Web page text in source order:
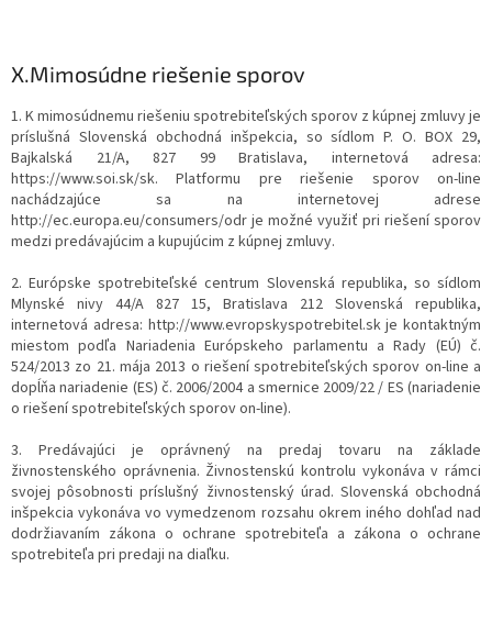
X.Mimosúdne riešenie sporov
1. K mimosúdnemu riešeniu spotrebiteľských sporov z kúpnej zmluvy je
príslušná Slovenská obchodná inšpekcia, so sídlom P. O. BOX 29,
Bajkalská 21/A, 827 99 Bratislava, internetová adresa:
https://www.soi.sk/sk. Platformu pre riešenie sporov on-line
nachádzajúce sa na internetovej adrese
http://ec.europa.eu/consumers/odr je možné využiť pri riešení sporov
medzi predávajúcim a kupujúcim z kúpnej zmluvy.
2. Európske spotrebiteľské centrum Slovenská republika, so sídlom
Mlynské nivy 44/A 827 15, Bratislava 212 Slovenská republika,
internetová adresa: http://www.evropskyspotrebitel.sk je kontaktným
miestom podľa Nariadenia Európskeho parlamentu a Rady (EÚ) č.
524/2013 zo 21. mája 2013 o riešení spotrebiteľských sporov on-line a
dopĺňa nariadenie (ES) č. 2006/2004 a smernice 2009/22 / ES (nariadenie
o riešení spotrebiteľských sporov on-line).
3. Predávajúci je oprávnený na predaj tovaru na základe
živnostenského oprávnenia. Živnostenskú kontrolu vykonáva v rámci
svojej pôsobnosti príslušný živnostenský úrad. Slovenská obchodná
inšpekcia vykonáva vo vymedzenom rozsahu okrem iného dohľad nad
dodržiavaním zákona o ochrane spotrebiteľa a zákona o ochrane
spotrebiteľa pri predaji na diaľku.